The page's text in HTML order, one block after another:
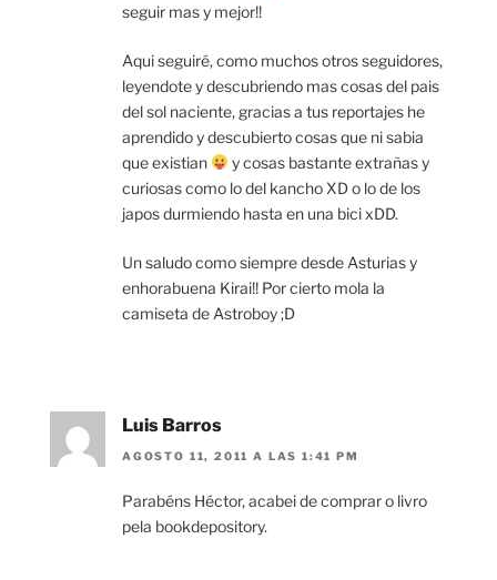
seguir mas y mejor!!
Aqui seguiré, como muchos otros seguidores,
leyendote y descubriendo mas cosas del pais
del sol naciente, gracias a tus reportajes he
aprendido y descubierto cosas que ni sabia
que existian
y cosas bastante extrañas y
curiosas como lo del kancho XD o lo de los
japos durmiendo hasta en una bici xDD.
Un saludo como siempre desde Asturias y
enhorabuena Kirai!! Por cierto mola la
camiseta de Astroboy ;D
Luis Barros
AGOSTO 11, 2011 A LAS 1:41 PM
Parabéns Héctor, acabei de comprar o livro
pela bookdepository.